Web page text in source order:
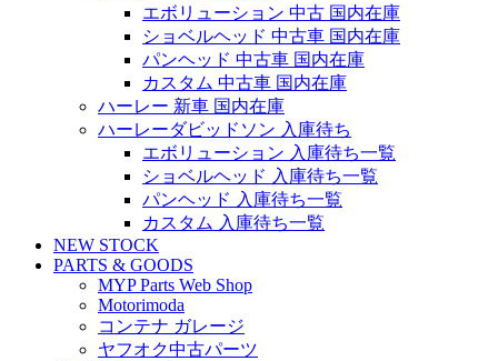
エボリューション 中古 国内在庫
ショベルヘッド 中古車 国内在庫
パンヘッド 中古車 国内在庫
カスタム 中古車 国内在庫
ハーレー 新車 国内在庫
ハーレーダビッドソン 入庫待ち
エボリューション 入庫待ち一覧
ショベルヘッド 入庫待ち一覧
パンヘッド 入庫待ち一覧
カスタム 入庫待ち一覧
NEW STOCK
PARTS & GOODS
MYP Parts Web Shop
Motorimoda
コンテナ ガレージ
ヤフオク中古パーツ